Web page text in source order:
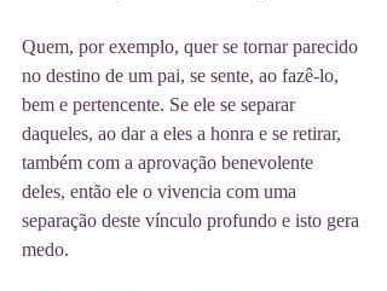
Quem, por exemplo, quer se tornar parecido
no destino de um pai, se sente, ao fazê-lo,
bem e pertencente. Se ele se separar
daqueles, ao dar a eles a honra e se retirar,
também com a aprovação benevolente
deles, então ele o vivencia com uma
separação deste vínculo profundo e isto gera
medo.